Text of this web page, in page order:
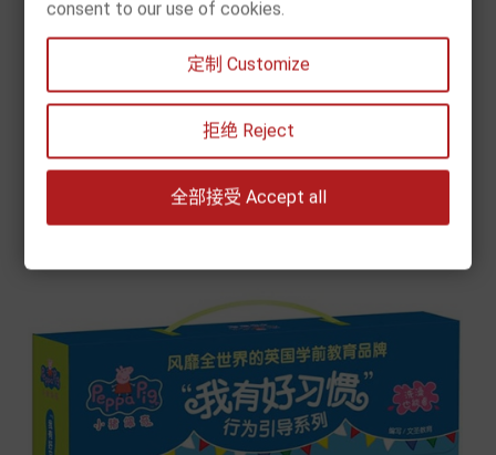
[现货] 小猪佩奇玩出专注力游戏书（全8册）
价
格
€ 27.90
 
consent to our use of cookies.
定制 Customize
拒绝 Reject
全部接受 Accept all